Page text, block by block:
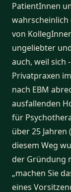
PatientInnen
von
ungeliebter
auch, weil sich
Privatpraxen
nach EBM
ausfallenden
für
über 25
diesem Weg
der Gründung
„machen Sie
eines